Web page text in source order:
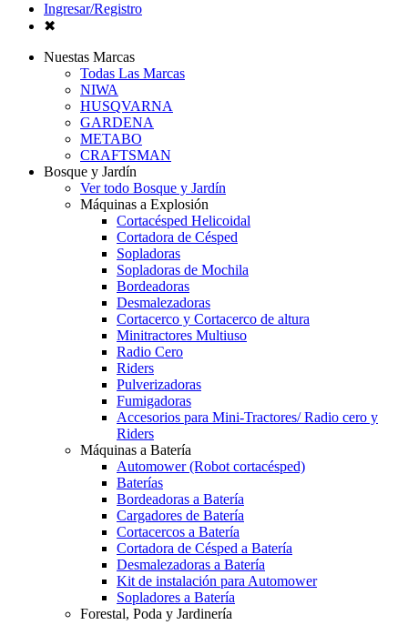
Ingresar/Registro
✖
Nuestas Marcas
Todas Las Marcas
NIWA
HUSQVARNA
GARDENA
METABO
CRAFTSMAN
Bosque y Jardín
Ver todo Bosque y Jardín
Máquinas a Explosión
Cortacésped Helicoidal
Cortadora de Césped
Sopladoras
Sopladoras de Mochila
Bordeadoras
Desmalezadoras
Cortacerco y Cortacerco de altura
Minitractores Multiuso
Radio Cero
Riders
Pulverizadoras
Fumigadoras
Accesorios para Mini-Tractores/ Radio cero y
Riders
Máquinas a Batería
Automower (Robot cortacésped)
Baterías
Bordeadoras a Batería
Cargadores de Batería
Cortacercos a Batería
Cortadora de Césped a Batería
Desmalezadoras a Batería
Kit de instalación para Automower
Sopladores a Batería
Forestal, Poda y Jardinería